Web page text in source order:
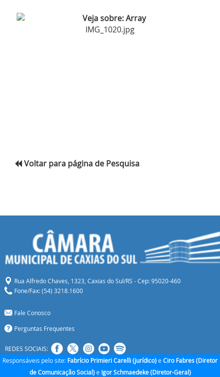
IMG_1020.jpg
Voltar para página de Pesquisa
Rua Alfredo Chaves, 1323, Caxias do Sul/RS - Cep: 95020-460
Fone/Fax: (54) 3218.1600
Fale Conosco
Perguntas Frequentes
REDES SOCIAIS:
Responsáveis pelo site: Fabrício Primieri Carelli (jurídico)eCiro Fabres (Diretor
de Comunicação Social)e Igor Schmaedeke (Diretor-Geral)